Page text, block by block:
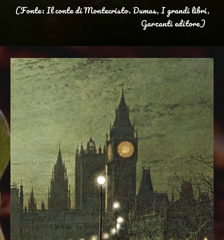
(Fonte: Il conte di Montecristo. Dumas, I grandi libri,
Garzanti editore)